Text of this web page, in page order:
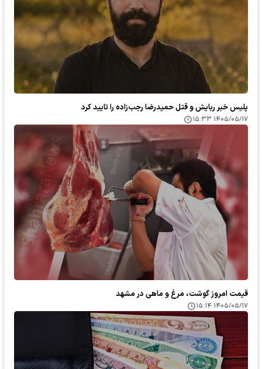
پلیس خبر ربایش و قتل حمیدرضا رجب‌زاده را تایید کرد
۱۴۰۵/۰۵/۱۷ ۱۵:۳۳
قیمت امروز گوشت، مرغ و ماهی در مشهد
۱۴۰۵/۰۵/۱۷ ۱۵:۱۴